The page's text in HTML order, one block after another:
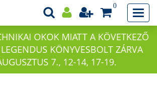
0
OKOK MIATT A KÖVETKEZŐ
KÖNYVESBOLT ZÁRVA
7., 12-14, 17-19.